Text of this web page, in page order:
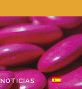
NOTICIAS